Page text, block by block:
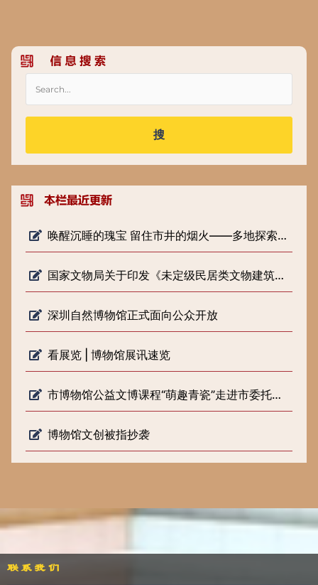
搜
唤醒沉睡的瑰宝 留住市井的烟火——多地探索低级别文物保护新路径
国家文物局关于印发《未定级民居类文物建筑修缮审批工作指引（试行）》的通知
深圳自然博物馆正式面向公众开放
看展览 | 博物馆展讯速览
市博物馆公益文博课程“萌趣青瓷”走进市委托管课堂
博物馆文创被指抄袭
联系我们